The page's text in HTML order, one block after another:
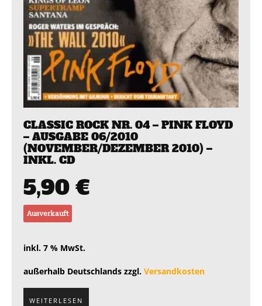
CLASSIC ROCK NR. 04 – PINK FLOYD
– AUSGABE 06/2010
(NOVEMBER/DEZEMBER 2010) –
INKL. CD
5,90 €
Ausverkauft
inkl. 7 % MwSt.
außerhalb Deutschlands zzgl. Versandkosten
WEITERLESEN